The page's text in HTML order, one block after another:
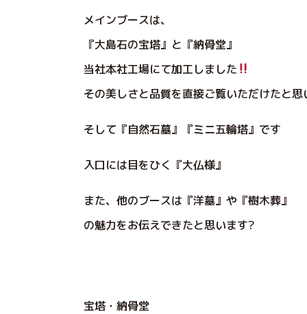
メインブースは、
『大島石の宝塔』と『納骨堂』
当社本社工場にて加工しました
その美しさと品質を直接ご覧いただけたと思
そして『自然石墓』『ミニ五輪塔』です
入口には目をひく『大仏様』
また、他のブースは『洋墓』や『樹木葬』
の魅力をお伝えできたと思います?
宝塔・納骨堂